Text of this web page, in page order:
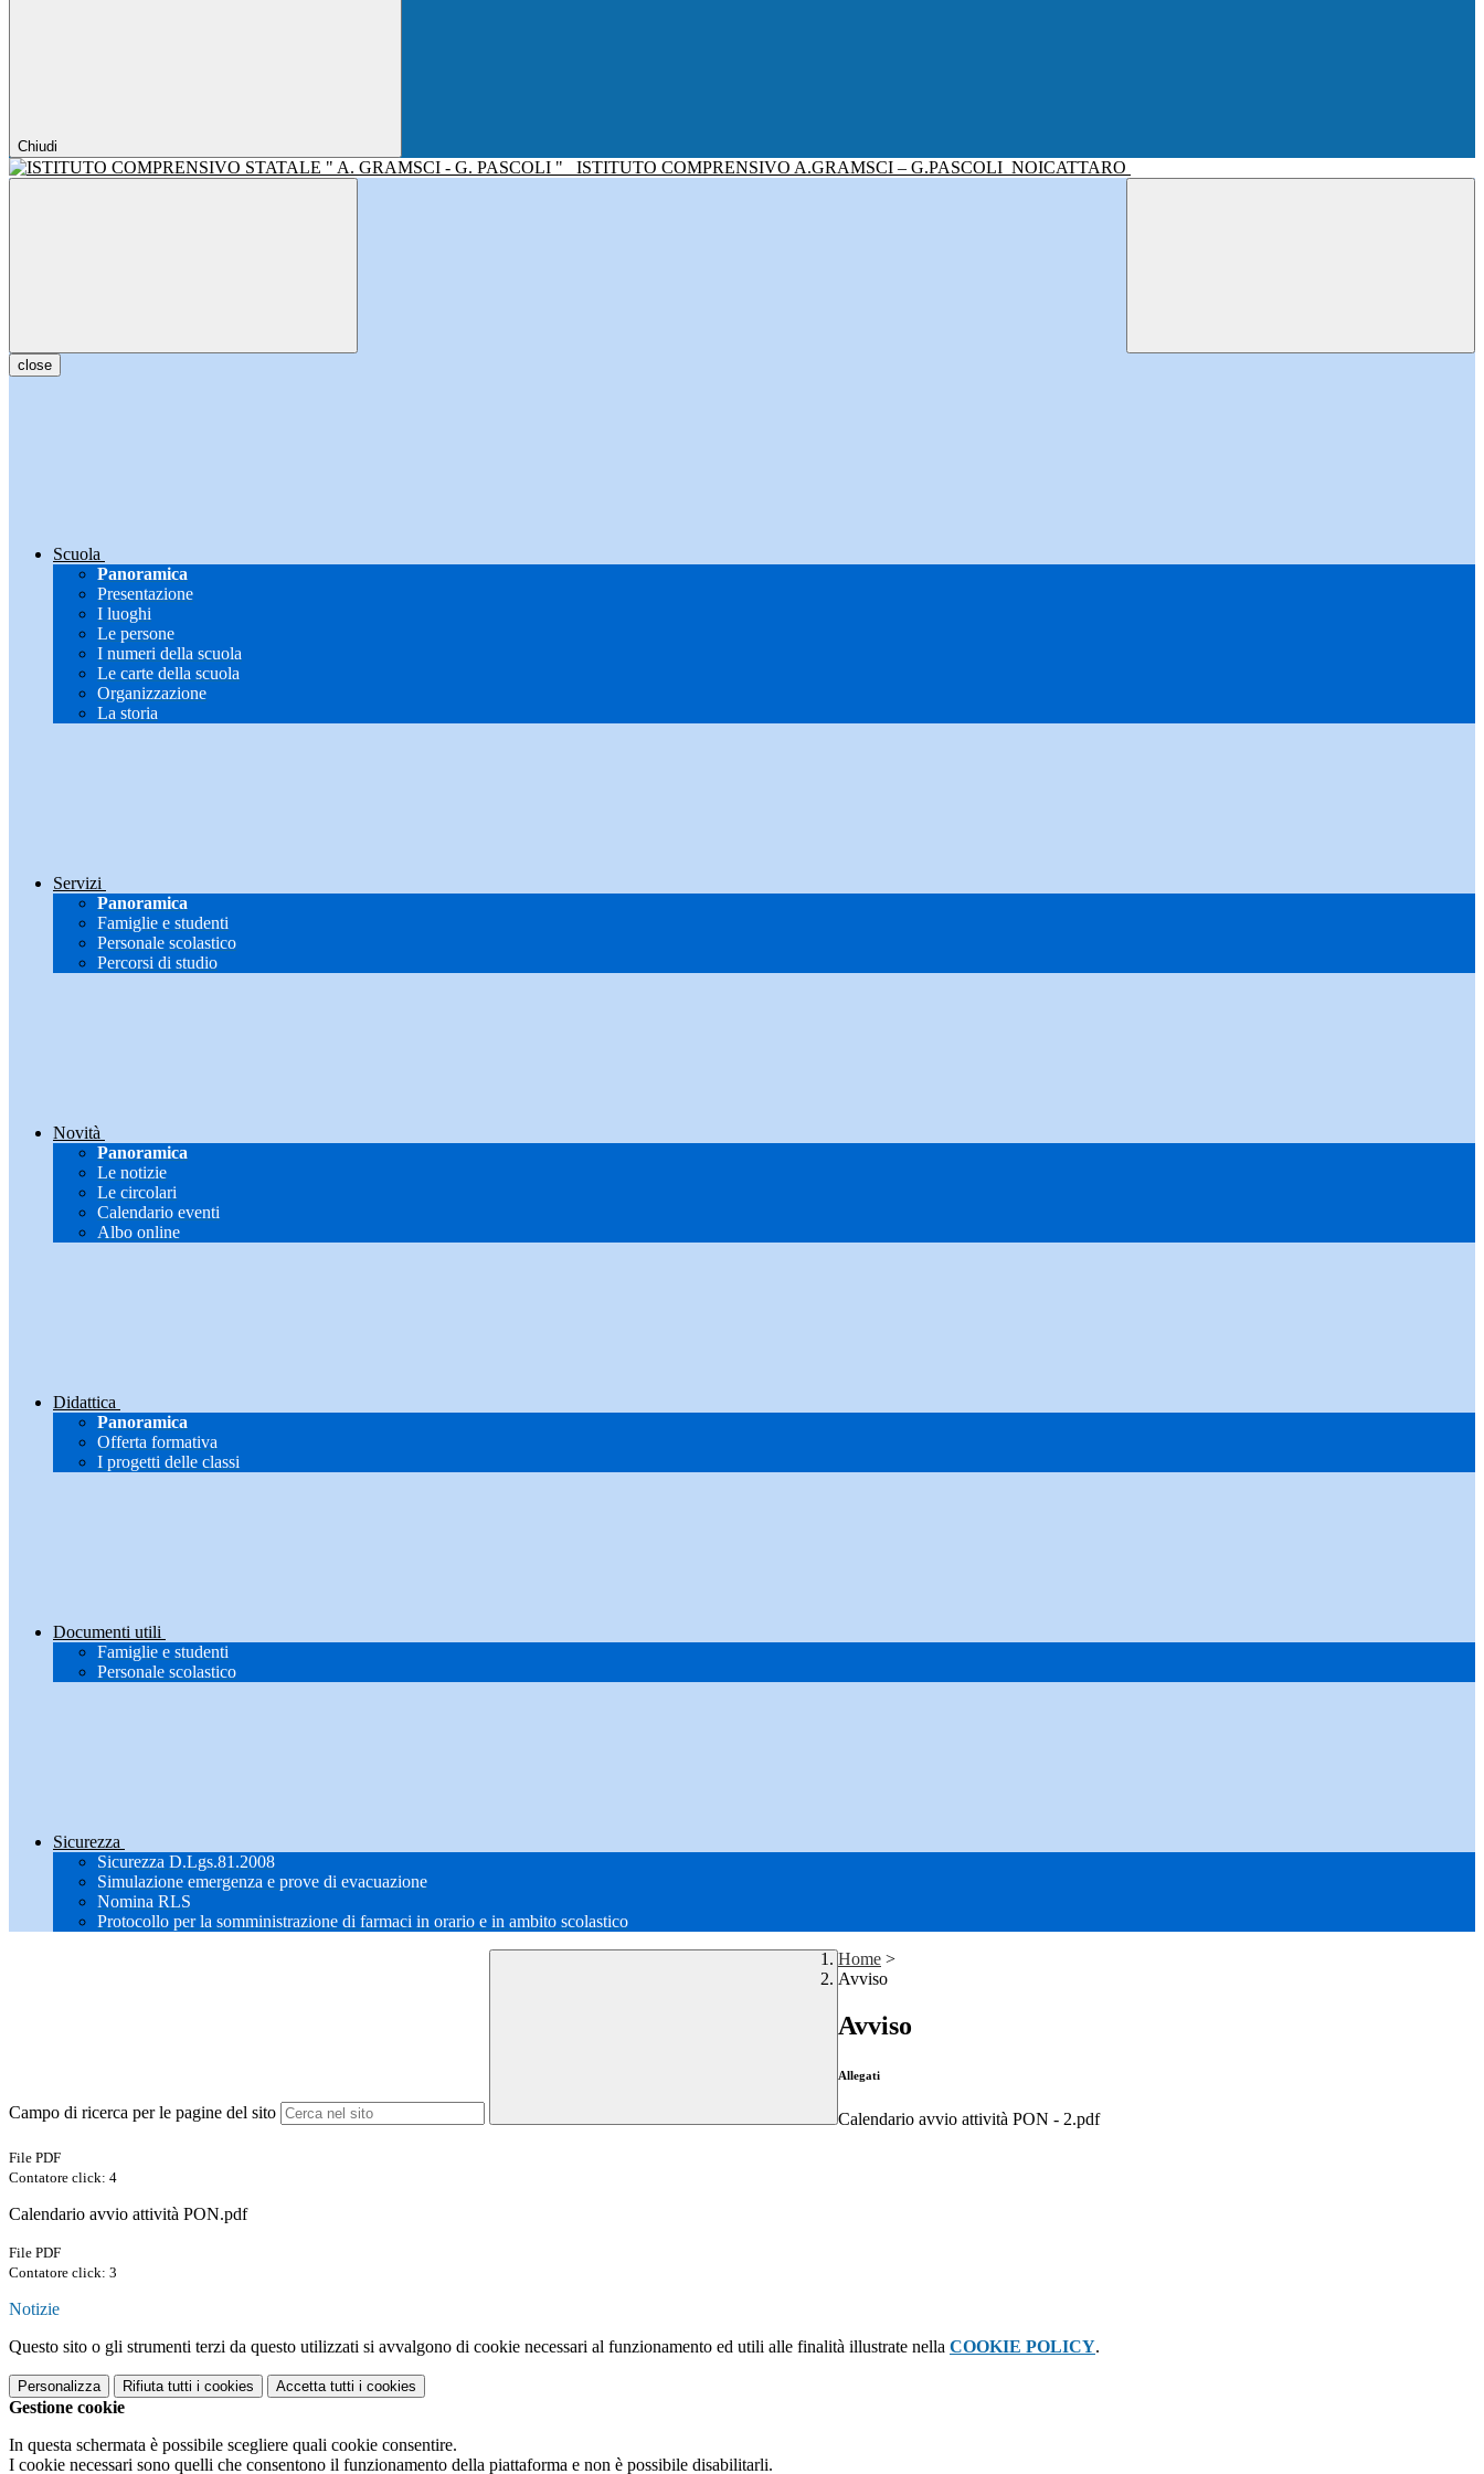
Chiudi
ISTITUTO COMPRENSIVO A.GRAMSCI – G.PASCOLI NOICATTARO
close
Scuola
Panoramica
Presentazione
I luoghi
Le persone
I numeri della scuola
Le carte della scuola
Organizzazione
La storia
Servizi
Panoramica
Famiglie e studenti
Personale scolastico
Percorsi di studio
Novità
Panoramica
Le notizie
Le circolari
Calendario eventi
Albo online
Didattica
Panoramica
Offerta formativa
I progetti delle classi
Documenti utili
Famiglie e studenti
Personale scolastico
Sicurezza
Sicurezza D.Lgs.81.2008
Simulazione emergenza e prove di evacuazione
Nomina RLS
Protocollo per la somministrazione di farmaci in orario e in ambito scolastico
Campo di ricerca per le pagine del sito
Home >
Avviso
Avviso
Allegati
Calendario avvio attività PON - 2.pdf
File PDF
Contatore click: 4
Calendario avvio attività PON.pdf
File PDF
Contatore click: 3
Notizie
Questo sito o gli strumenti terzi da questo utilizzati si avvalgono di cookie necessari al funzionamento ed utili alle finalità illustrate nella COOKIE POLICY.
Personalizza Rifiuta tutti i cookies Accetta tutti i cookies
Gestione cookie
In questa schermata è possibile scegliere quali cookie consentire.
I cookie necessari sono quelli che consentono il funzionamento della piattaforma e non è possibile disabilitarli.